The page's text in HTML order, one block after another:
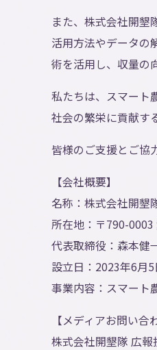
また、株式会社開墾
活用方法やデータの
術を活用し、収量の
私たちは、スマート
社会の繁栄に貢献す
皆様のご支援とご協
【会社概要】
名称：株式会社開墾
所在地：〒790-
代表取締役：森本健
設立日：2023年6月5
事業内容：スマート
【メディアお問い合
株式会社開墾隊 広報